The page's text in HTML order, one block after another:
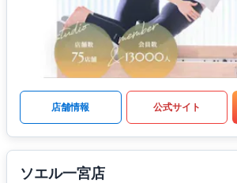
店舗情報 公式サイト
ソエル一宮店